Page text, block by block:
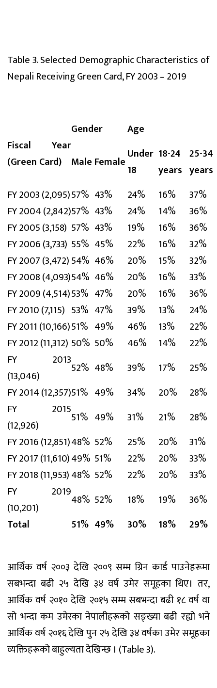
Table 3. Selected Demographic Characteristics of
Nepali Receiving Green Card, FY 2003 – 2019
Fiscal Year
(Green Card)
Gender
Age
Male FemaleUnder
18
18-24
years
25-34
years
FY 2003 (2,095)57% 43% 24% 16%
37%
FY 2004 (2,842)57% 43% 24% 14%
36%
FY 2005 (3,158) 57% 43% 19% 16%
36%
FY 2006 (3,733) 55% 45% 22% 16%
32%
FY 2007 (3,472)54% 46% 20% 15%
32%
FY 2008 (4,093)54% 46% 20% 16%
33%
FY 2009 (4,514)53% 47% 20% 16%
36%
FY 2010 (7,115) 53% 47% 39% 13%
24%
FY 2011 (10,166)51% 49% 46% 13%
22%
FY 2012 (11,312) 50% 50% 46% 14%
22%
FY 2013
(13,046)
52% 48% 39% 17%
25%
FY 2014 (12,357)51% 49% 34% 20%
28%
FY 2015
(12,926)
51% 49% 31% 21%
28%
FY 2016 (12,851)48% 52% 25% 20%
31%
FY 2017 (11,610)49% 51% 22% 20%
33%
FY 2018 (11,953)48% 52% 22% 20%
33%
FY 2019
(10,201)
48% 52% 18% 19%
36%
Total
51% 49% 30% 18% 29%
आर्थिक वर्ष २००३ देखि २००९ सम्म ग्रिन कार्ड पाउनेहरूमा
सबभन्दा बढी २५ देखि ३४ वर्ष उमेर समूहका थिए। तर,
आर्थिक वर्ष २०१० देखि २०१५ सम्म सबभन्दा बढी १८ वर्ष वा
सो भन्दा कम उमेरका नेपालीहरूको सङ्ख्या बढी रह्यो भने
आर्थिक वर्ष २०१६ देखि पुन २५ देखि ३४ वर्षका उमेर समूहका
व्यक्तिहरूको बाहुल्यता देखिन्छ । (Table 3).